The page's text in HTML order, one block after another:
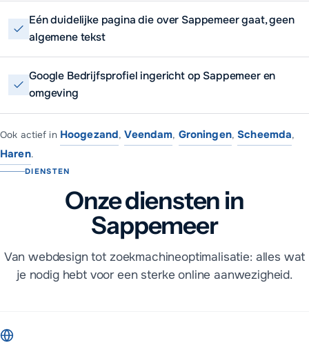
Eén duidelijke pagina die over Sappemeer gaat, geen
algemene tekst
Google Bedrijfsprofiel ingericht op Sappemeer en
omgeving
Ook actief in Hoogezand,Veendam, Groningen,Scheemda,
Haren.
DIENSTEN
Onze diensten in
Sappemeer
Van webdesign tot zoekmachineoptimalisatie: alles wat
je nodig hebt voor een sterke online aanwezigheid.